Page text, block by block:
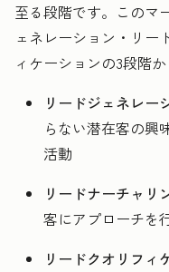
至る段階です。このマ
ェネレーション・リー
ィケーションの3段階
リードジェネレー
らない潜在客の興
活動
リードナーチャリ
客にアプローチを
リードクオリフィ